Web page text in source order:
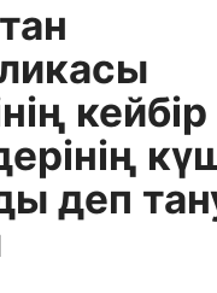
кейбір
деп